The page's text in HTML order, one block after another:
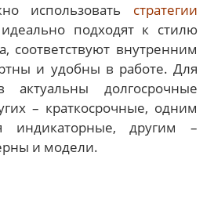
использовать стратегии
подходят к стилю
соответствуют внутренним
и удобны в работе. Для
актуальны долгосрочные
– краткосрочные, одним
индикаторные, другим –
и модели.